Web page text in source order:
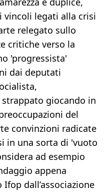
vincoli legati alla crisi
relegato sullo
critiche verso la
'progressista'
dai deputati
giocando in
del
convinzioni radicate
in una sorta di 'vuoto
ad esempio
appena
dall’associazione